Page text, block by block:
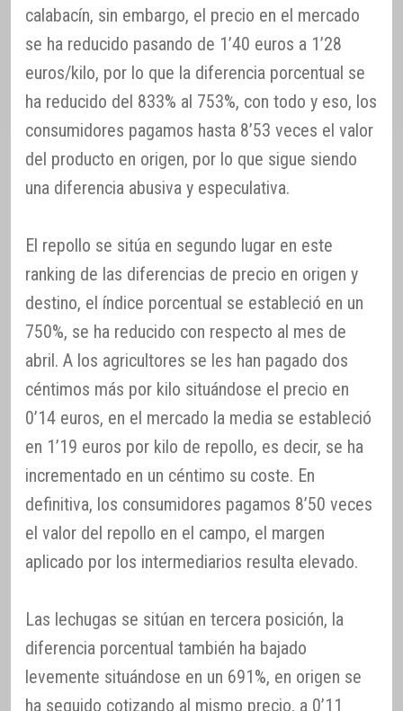
calabacín, sin embargo, el precio en el mercado
se ha reducido pasando de 1’40 euros a 1’28
euros/kilo, por lo que la diferencia porcentual se
ha reducido del 833% al 753%, con todo y eso, los
consumidores pagamos hasta 8’53 veces el valor
del producto en origen, por lo que sigue siendo
una diferencia abusiva y especulativa.
El repollo se sitúa en segundo lugar en este
ranking de las diferencias de precio en origen y
destino, el índice porcentual se estableció en un
750%, se ha reducido con respecto al mes de
abril. A los agricultores se les han pagado dos
céntimos más por kilo situándose el precio en
0’14 euros, en el mercado la media se estableció
en 1’19 euros por kilo de repollo, es decir, se ha
incrementado en un céntimo su coste. En
definitiva, los consumidores pagamos 8’50 veces
el valor del repollo en el campo, el margen
aplicado por los intermediarios resulta elevado.
Las lechugas se sitúan en tercera posición, la
diferencia porcentual también ha bajado
levemente situándose en un 691%, en origen se
ha seguido cotizando al mismo precio, a 0’11